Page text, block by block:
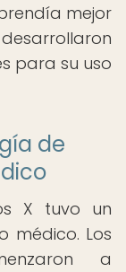
mejor
para su uso
de
X tuvo un
médico. Los
a